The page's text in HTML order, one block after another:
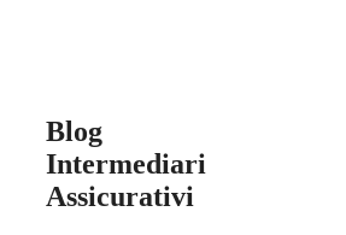
Blog
Intermediari
Assicurativi